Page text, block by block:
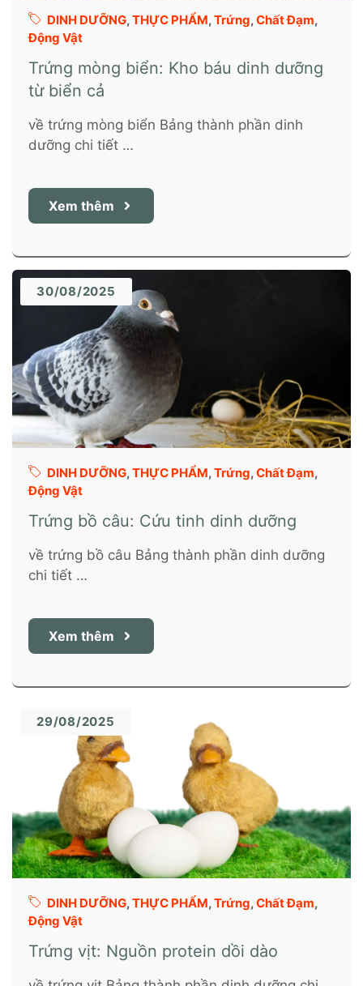
DINH DƯỠNG,THỰC PHẨM,Trứng,Chất Đạm,
Động Vật
Trứng mòng biển: Kho báu dinh dưỡng
từ biển cả
về trứng mòng biển Bảng thành phần dinh
dưỡng chi tiết …
Xem thêm
30/08/2025
DINH DƯỠNG,THỰC PHẨM,Trứng,Chất Đạm,
Động Vật
Trứng bồ câu: Cứu tinh dinh dưỡng
về trứng bồ câu Bảng thành phần dinh dưỡng
chi tiết …
Xem thêm
29/08/2025
DINH DƯỠNG,THỰC PHẨM,Trứng,Chất Đạm,
Động Vật
Trứng vịt: Nguồn protein dồi dào